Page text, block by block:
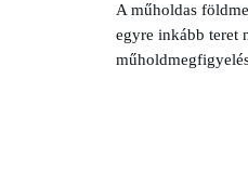
A műholdas
egyre inkább teret